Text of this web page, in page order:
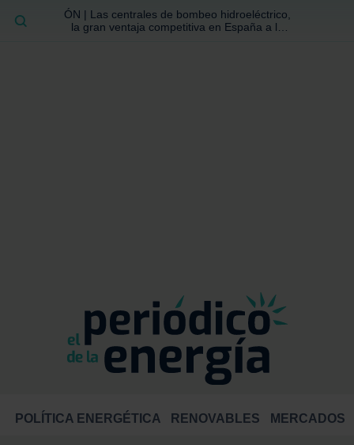
ÓN | Las centrales de bombeo hidroeléctrico,
la gran ventaja competitiva en España a la
POLÍTICA ENERGÉTICA RENOVABLES MERCADOS
BUSCAR